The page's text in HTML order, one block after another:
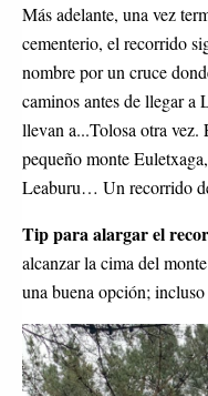
Más adelante, una vez
cementerio, el recorrido
nombre por un cruce
caminos antes de llegar a
llevan a...Tolosa otra vez.
pequeño monte
Leaburu… Un recorrido
Tip para alargar el
alcanzar la cima del
una buena opción;